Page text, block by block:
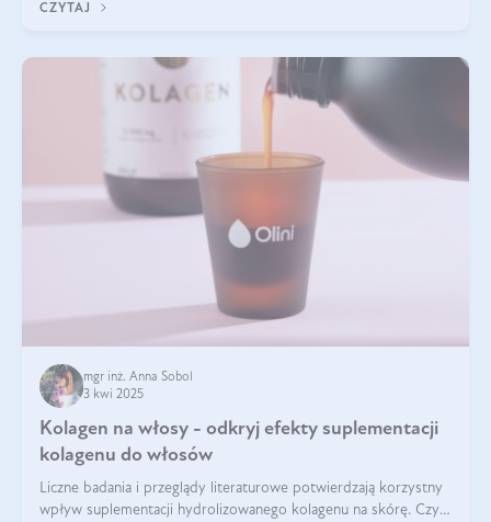
CZYTAJ
mgr inż. Anna Sobol
3 kwi 2025
Kolagen na włosy - odkryj efekty suplementacji
kolagenu do włosów
Liczne badania i przeglądy literaturowe potwierdzają korzystny
wpływ suplementacji hydrolizowanego kolagenu na skórę. Czy